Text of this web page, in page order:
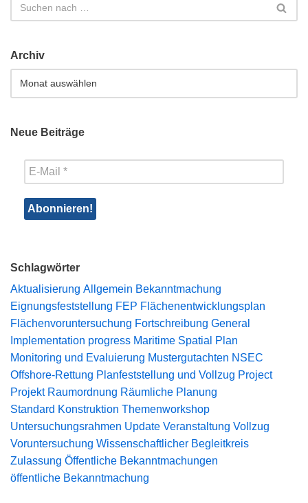
Archiv
Neue Beiträge
Schlagwörter
Aktualisierung Allgemein Bekanntmachung
Eignungsfeststellung FEP Flächenentwicklungsplan
Flächenvoruntersuchung Fortschreibung General
Implementation progress Maritime Spatial Plan
Monitoring und Evaluierung Mustergutachten NSEC
Offshore-Rettung Planfeststellung und Vollzug Project
Projekt Raumordnung Räumliche Planung
Standard Konstruktion Themenworkshop
Untersuchungsrahmen Update Veranstaltung Vollzug
Voruntersuchung Wissenschaftlicher Begleitkreis
Zulassung Öffentliche Bekanntmachungen
öffentliche Bekanntmachung